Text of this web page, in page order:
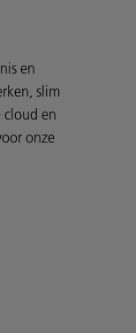
en
slim
cloud en
onze